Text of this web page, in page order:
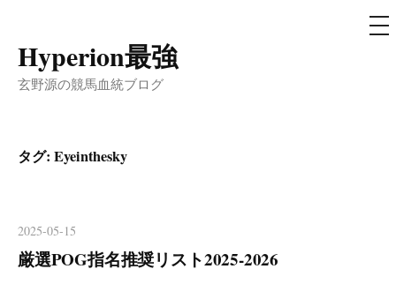
コ
ン
ツ
へ
ッ
プ
Hyperion最強
玄野源の競馬血統ブログ
メ
ニ
タグ: Eyeinthesky
2025-05-15
厳選POG指名推奨リスト2025-2026